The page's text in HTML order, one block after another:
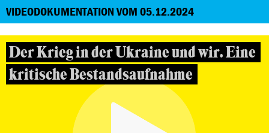
VIDEODOKUMENTATION VOM 05.12.2024
Der Krieg in der Ukraine und wir. Eine
kritische Bestandsaufnahme